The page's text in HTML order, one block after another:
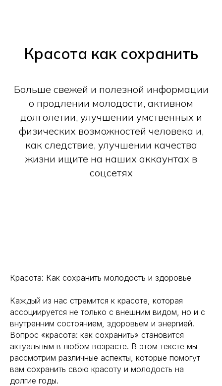
Красота как сохранить
Больше свежей и полезной информации
о продлении молодости, активном
долголетии, улучшении умственных и
физических возможностей человека и,
как следствие, улучшении качества
жизни ищите на наших аккаунтах в
соцсетях
Красота: Как сохранить молодость и здоровье
Каждый из нас стремится к красоте, которая
ассоциируется не только с внешним видом, но и с
внутренним состоянием, здоровьем и энергией.
Вопрос «красота: как сохранить» становится
актуальным в любом возрасте. В этом тексте мы
рассмотрим различные аспекты, которые помогут
вам сохранить свою красоту и молодость на
долгие годы.